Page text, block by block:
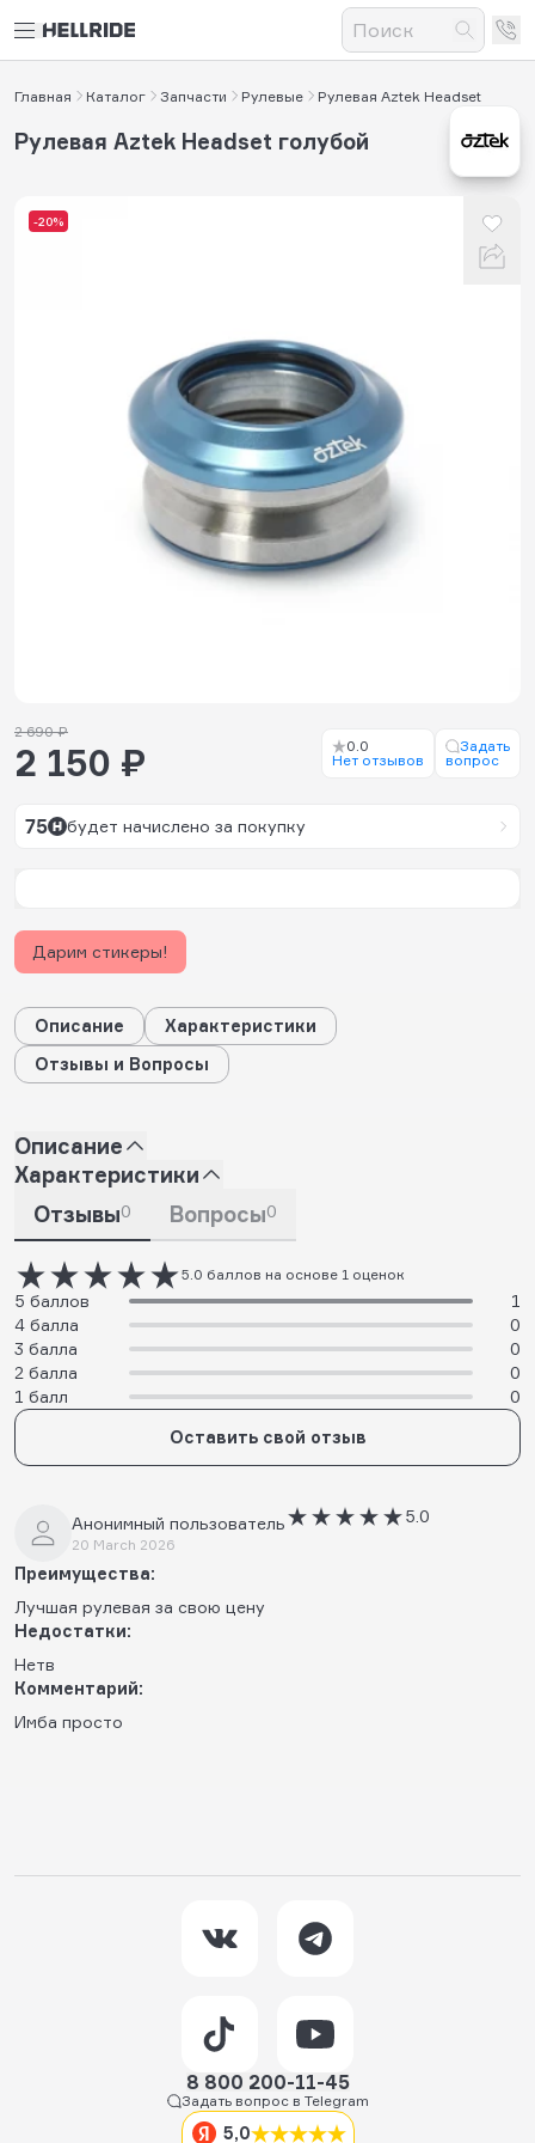
Главная Каталог Запчасти Рулевые Рулевая Aztek Headset
-20%
Рулевая Aztek Headset голубой
2 690 ₽
2 150 ₽
0.0
Нет отзывов
Задать
вопрос
75 будет начислено за покупку
Дарим стикеры!
Описание
Характеристики
Отзывы и Вопросы
Описание
Характеристики
Отзывы0 Вопросы0
5.0 баллов на основе 1 оценок
5 баллов
1
4 балла
0
3 балла
0
2 балла
0
1 балл
0
Оставить свой отзыв
Анонимный пользователь
20 March 2026
5.0
Преимущества:
Лучшая рулевая за свою цену
Недостатки:
Нетв
Комментарий:
Имба просто
8 800 200-11-45
Задать вопрос в Telegram
5,0